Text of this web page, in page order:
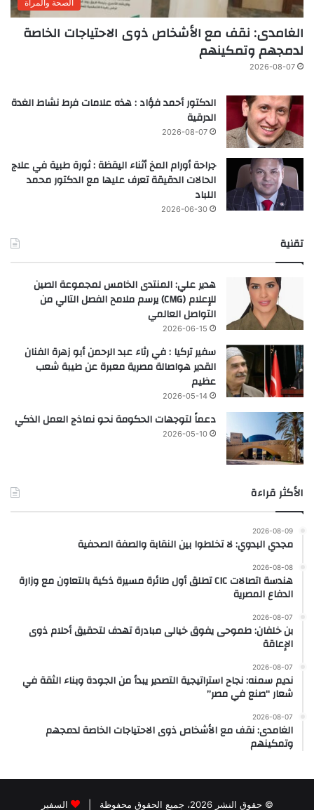
الصحة والمرأة
الغامدى: نقف مع الأشخاص ذوى الاحتياجات الخاصة
لدمجهم وتمكينهم
2026-08-07
الدكتور أحمد فؤاد : هذه علامات فرط نشاط الغدة
الدرقية
2026-08-07
جراحة أورام المخ أثناء اليقظة : ثورة طبية في علاج
الحالات الدقيقة تعرف عليها مع الدكتور محمد
اللباد
2026-06-30
تقنية
هدير علي: المنتدى الخامس لمجموعة الصين
للإعلام (CMG) يرسم ملامح الفصل التالي من
التواصل العالمي
2026-06-15
سفير تركيا : في رثاء عبد الرحمن أبو زهرة الفنان
القدير هواصالة مصرية معبرة عن طيبة شعب
عظيم
2026-05-14
دعماً لتوجهات الحكومة نحو نماذج العمل الذكي
2026-05-10
الأكثر قراءة
2026-08-09
مجدي البدوي: لا تخلطوا بين النقابة والصفة الصحفية
2026-08-08
هندسة اتصالات CIC تطلق أول طائرة مسيرة ذكية بالتعاون مع وزارة
الدفاع المصرية
2026-08-07
بن خلفان: طموحى يفوق خيالى مبادرة تهدف لتحقيق أحلام ذوى
الإعاقة
2026-08-07
نديم سمنه: نجاح استراتيجية التصدير يبدأ من الجودة وبناء الثقة في
شعار “صنع في مصر”
2026-08-07
الغامدى: نقف مع الأشخاص ذوى الاحتياجات الخاصة لدمجهم
وتمكينهم
© حقوق النشر 2026، جميع الحقوق محفوظة | السفير